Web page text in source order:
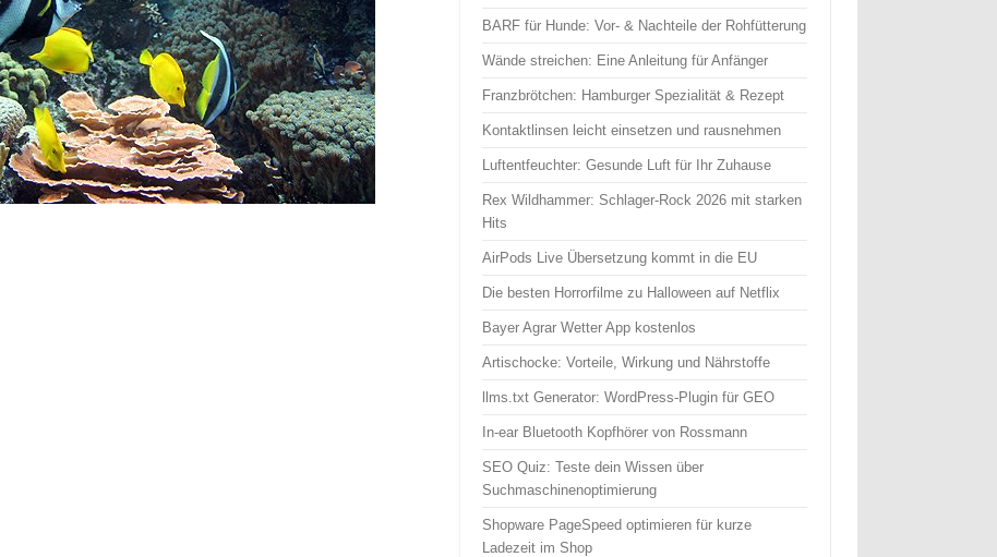
BARF für Hunde: Vor- & Nachteile der Rohfütterung
Wände streichen: Eine Anleitung für Anfänger
Franzbrötchen: Hamburger Spezialität & Rezept
Kontaktlinsen leicht einsetzen und rausnehmen
Luftentfeuchter: Gesunde Luft für Ihr Zuhause
Rex Wildhammer: Schlager-Rock 2026 mit starken
Hits
AirPods Live Übersetzung kommt in die EU
Die besten Horrorfilme zu Halloween auf Netflix
Bayer Agrar Wetter App kostenlos
Artischocke: Vorteile, Wirkung und Nährstoffe
llms.txt Generator: WordPress-Plugin für GEO
In-ear Bluetooth Kopfhörer von Rossmann
SEO Quiz: Teste dein Wissen über
Suchmaschinenoptimierung
Shopware PageSpeed optimieren für kurze
Ladezeit im Shop